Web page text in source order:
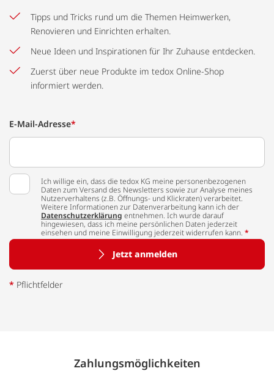
Tipps und Tricks rund um die Themen Heimwerken,
Renovieren und Einrichten erhalten.
Neue Ideen und Inspirationen für Ihr Zuhause entdecken.
Zuerst über neue Produkte im tedox Online-Shop
informiert werden.
E-Mail-Adresse*
Ich willige ein, dass die tedox KG meine personenbezogenen
Daten zum Versand des Newsletters sowie zur Analyse meines
Nutzerverhaltens (z.B. Öffnungs- und Klickraten) verarbeitet.
Weitere Informationen zur Datenverarbeitung kann ich der
Datenschutzerklärung entnehmen. Ich wurde darauf
hingewiesen, dass ich meine persönlichen Daten jederzeit
einsehen und meine Einwilligung jederzeit widerrufen kann. *
Jetzt anmelden
* Pflichtfelder
Zahlungs­möglich­keiten